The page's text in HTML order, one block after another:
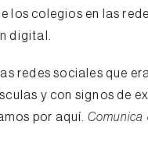
colegios en las
digital.
redes sociales que
y con signos de
por aquí. Comunica